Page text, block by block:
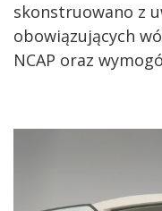
skonstruowano z
obowiązujących
NCAP oraz